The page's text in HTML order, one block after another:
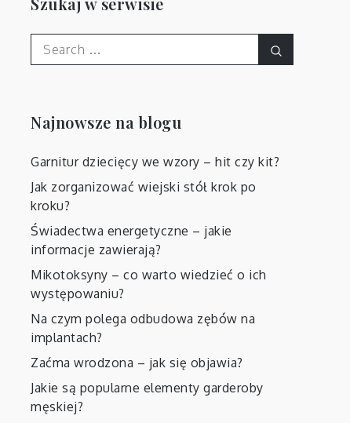
Search
for:
Najnowsze na blogu
Garnitur dziecięcy we wzory – hit czy kit?
Jak zorganizować wiejski stół krok po
kroku?
Świadectwa energetyczne – jakie
informacje zawierają?
Mikotoksyny – co warto wiedzieć o ich
występowaniu?
Na czym polega odbudowa zębów na
implantach?
Zaćma wrodzona – jak się objawia?
Jakie są popularne elementy garderoby
męskiej?